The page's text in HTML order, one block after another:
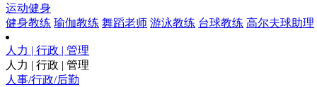
运动健身
健身教练 瑜伽教练 舞蹈老师 游泳教练 台球教练 高尔夫球助理
人力 | 行政 | 管理
人力 | 行政 | 管理
人事/行政/后勤